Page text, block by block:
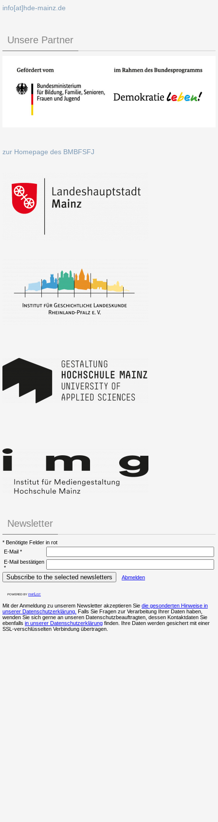
info[at]hde-mainz.de
Unsere Partner
zur Homepage des BMBFSFJ
Newsletter